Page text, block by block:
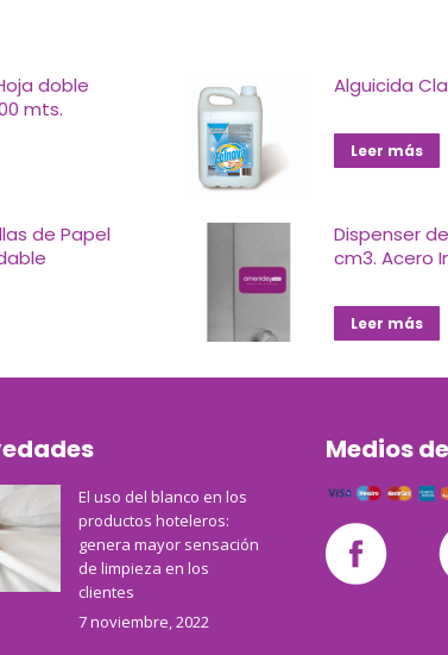
doble
mts.
Alguicida
Leer más
de Papel
Dispenser
cm3. Acero
Leer más
El uso del blanco en los
productos hoteleros:
genera mayor sensación
de limpieza en los
clientes
7 noviembre, 2022
Medios